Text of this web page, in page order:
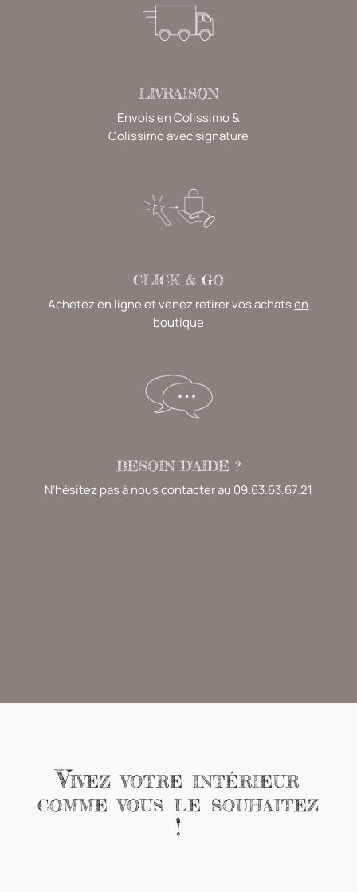
LIVRAISON
Envois en Colissimo &
Colissimo avec signature
CLICK & GO
Achetez en ligne et venez retirer vos achatsen
boutique
BESOIN D'AIDE ?
N’hésitez pas à nous contacter au 09.63.63.67.21
Vivez votre intérieur
comme vous le souhaitez
!